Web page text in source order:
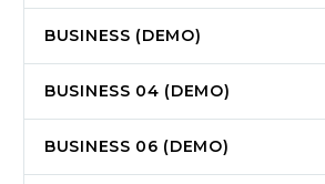
BUSINESS (DEMO)
BUSINESS 04 (DEMO)
BUSINESS 06 (DEMO)